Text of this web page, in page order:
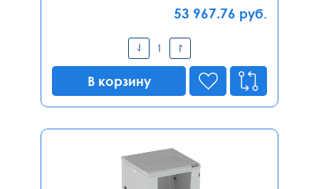
53 967.76 руб.
В корзину